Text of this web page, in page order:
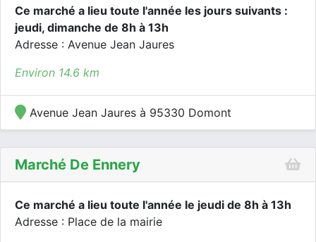
Ce marché a lieu toute l'année les jours suivants :
jeudi, dimanche de 8h à 13h
Adresse : Avenue Jean Jaures
Environ 14.6 km
Avenue Jean Jaures à 95330 Domont
Marché De Ennery
Ce marché a lieu toute l'année le jeudi de 8h à 13h
Adresse : Place de la mairie